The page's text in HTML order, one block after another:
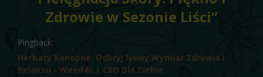
Zdrowie w Sezonie Liści“
Pingback:
Herbaty Konopne: Odkryj Nowy Wymiar Zdrowia i
Relaksu - Weed4u | CBD Dla Ciebie